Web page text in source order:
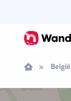
België